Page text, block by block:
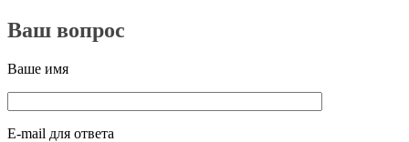
Ваш вопрос
Ваше имя
E-mail для ответа